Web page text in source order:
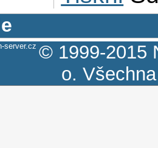
server.cz © 1999-2015
o.